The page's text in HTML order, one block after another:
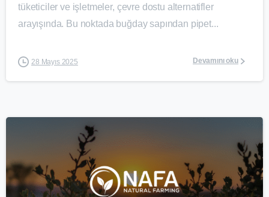
tüketiciler ve işletmeler, çevre dostu alternatifler
arayışında. Bu noktada buğday sapından pipet...
28 Mayıs 2025 Devamını oku